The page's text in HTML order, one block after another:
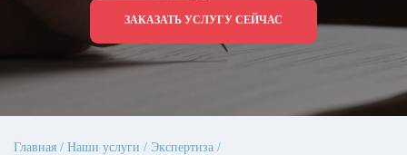
ЗАКАЗАТЬ УСЛУГУ СЕЙЧАС
Главная Наши услуги
Экспертиза